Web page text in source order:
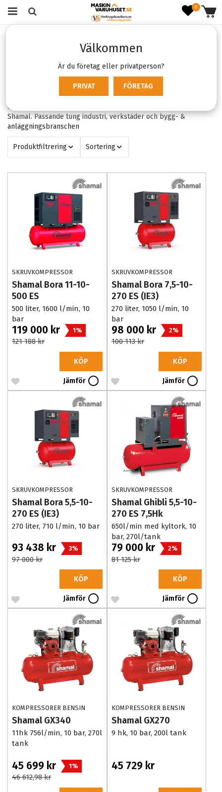
0
Välkommen
Är du företag eller privatperson?
PRIVAT FÖRETAG
Skruvkompressorer och kolvkompressorer från Italienska
Shamal. Passande tung industri, verkstäder och bygg- &
anläggningsbranschen
Produktfiltrering Sortering
SKRUVKOMPRESSOR
Shamal Bora 11-10-
500 ES
500 liter, 1600 l/min, 10
bar
119 000 kr 1%
121 188 kr
KÖP
Jämför
SKRUVKOMPRESSOR
Shamal Bora 7,5-10-
270 ES (IE3)
270 liter, 1050 l/min, 10
bar
98 000 kr 2%
100 113 kr
KÖP
Jämför
SKRUVKOMPRESSOR
Shamal Bora 5,5-10-
270 ES (IE3)
270 liter, 710 l/min, 10 bar
93 438 kr 3%
97 000 kr
KÖP
Jämför
SKRUVKOMPRESSOR
Shamal Ghibli 5,5-10-
270 ES 7,5Hk
650l/min med kyltork, 10
bar, 270l/tank
79 000 kr 2%
81 125 kr
KÖP
Jämför
KOMPRESSORER BENSIN
Shamal GX340
11hk 756l/min, 10 bar, 270l
tank
45 699 kr 1%
46 612,98 kr
KOMPRESSORER BENSIN
Shamal GX270
9 hk, 10 bar, 200l tank
45 729 kr